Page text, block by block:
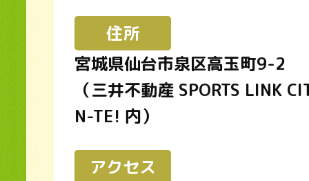
住所
宮城県仙台市泉区高玉町9-2
（三井不動産 SPORTS LINK
N-TE! 内）
アクセス